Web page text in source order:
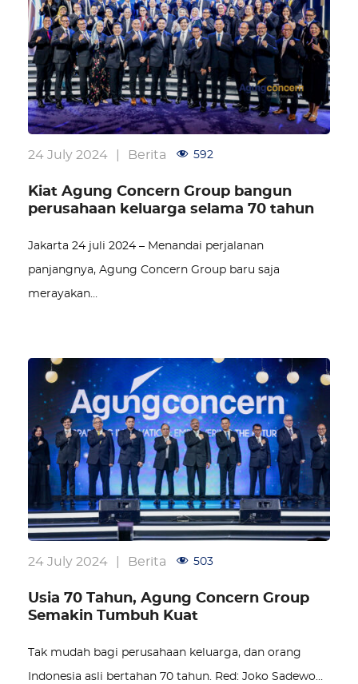
24 July 2024 Berita 592
Kiat Agung Concern Group bangun
perusahaan keluarga selama 70 tahun
Jakarta 24 juli 2024 – Menandai perjalanan
panjangnya, Agung Concern Group baru saja
merayakan…
24 July 2024 Berita 503
Usia 70 Tahun, Agung Concern Group
Semakin Tumbuh Kuat
Tak mudah bagi perusahaan keluarga, dan orang
Indonesia asli bertahan 70 tahun. Red: Joko Sadewo…